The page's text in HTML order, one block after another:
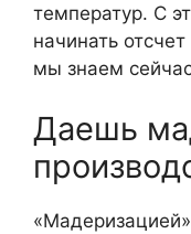
температур. С
начинать
мы знаем
Даешь